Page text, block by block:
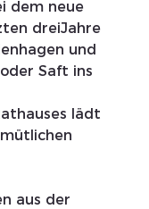
dem neue
dreiJahre
und
Saft ins
lädt
aus der